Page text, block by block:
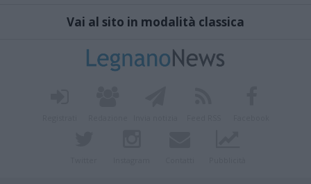
Vai al sito in modalità classica